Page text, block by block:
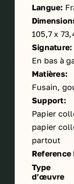
Langue:
105,7 x
Signature:
En bas à
Matières:
Fusain,
Support:
Papier
papier
partout
Reference
Type
d’œuvre